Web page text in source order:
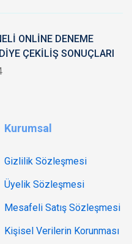
ONLİNE DENEME
ÇEKİLİŞ SONUÇLARI
Kurumsal
Gizlilik Sözleşmesi
Üyelik Sözleşmesi
Mesafeli Satış Sözleşmesi
Kişisel Verilerin Korunması